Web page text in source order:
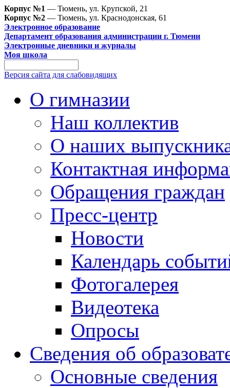
Корпус №1 — Тюмень, ул. Крупской, 21
Корпус №2 — Тюмень, ул. Краснодонская, 61
Электронное образование
Департамент образования администрации г. Тюмени
Электронные дневники и журналы
Моя школа
Версия сайта для слабовидящих
О гимназии
Наш коллектив
О наших
Контактная
Обращения граждан
Пресс-центр
Новости
Календарь
Фотогалерея
Видеотека
Опросы
Сведения об
Основные сведения